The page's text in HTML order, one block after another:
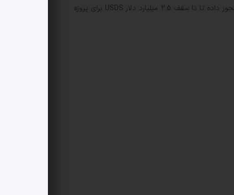
شد، امکان دسترسی به ذخایر قابل توجه پروتکل را برای تامین مالی پروژه ها فراهم می کند. طبق مصاحبه اعضای تیم، Sky اخیرا مجوز داده تا تا سقف 2.5 میلیارد دلار USDS برای پروژه